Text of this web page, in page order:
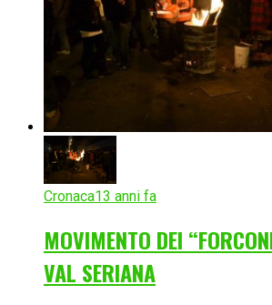
Cronaca13 anni fa
MOVIMENTO DEI
VAL SERIANA